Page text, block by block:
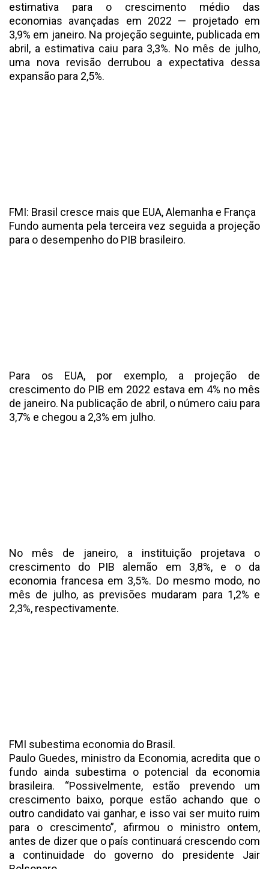
estimativa para o crescimento médio das
economias avançadas em 2022 — projetado em
3,9% em janeiro. Na projeção seguinte, publicada em
abril, a estimativa caiu para 3,3%. No mês de julho,
uma nova revisão derrubou a expectativa dessa
expansão para 2,5%.
FMI: Brasil cresce mais que EUA, Alemanha e França
Fundo aumenta pela terceira vez seguida a projeção
para o desempenho do PIB brasileiro.
Para os EUA, por exemplo, a projeção de
crescimento do PIB em 2022 estava em 4% no mês
de janeiro. Na publicação de abril, o número caiu para
3,7% e chegou a 2,3% em julho.
No mês de janeiro, a instituição projetava o
crescimento do PIB alemão em 3,8%, e o da
economia francesa em 3,5%. Do mesmo modo, no
mês de julho, as previsões mudaram para 1,2% e
2,3%, respectivamente.
FMI subestima economia do Brasil.
Paulo Guedes, ministro da Economia, acredita que o
fundo ainda subestima o potencial da economia
brasileira. “Possivelmente, estão prevendo um
crescimento baixo, porque estão achando que o
outro candidato vai ganhar, e isso vai ser muito ruim
para o crescimento”, afirmou o ministro ontem,
antes de dizer que o país continuará crescendo com
a continuidade do governo do presidente Jair